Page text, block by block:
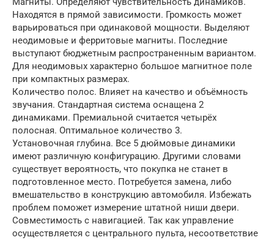
Находятся в прямой зависимости. Громкость может
варьироваться при одинаковой мощности. Выделяют
неодимовые и ферритовые магниты. Последние
выступают бюджетным распространенным вариантом.
Для неодимовых характерно большое магнитное поле
при компактных размерах.
Количество полос. Влияет на качество и объёмность
звучания. Стандартная система оснащена 2
динамиками. Премиальной считается четырёх
полосная. Оптимальное количество 3.
Установочная глубина. Все 5 дюймовые динамики
имеют различную конфигурацию. Другими словами
существует вероятность, что покупка не станет в
подготовленное место. Потребуется замена, либо
вмешательство в конструкцию автомобиля. Избежать
проблем поможет измерение штатной ниши двери.
Совместимость с навигацией. Так как управление
осуществляется с центрального пульта, несоответствие